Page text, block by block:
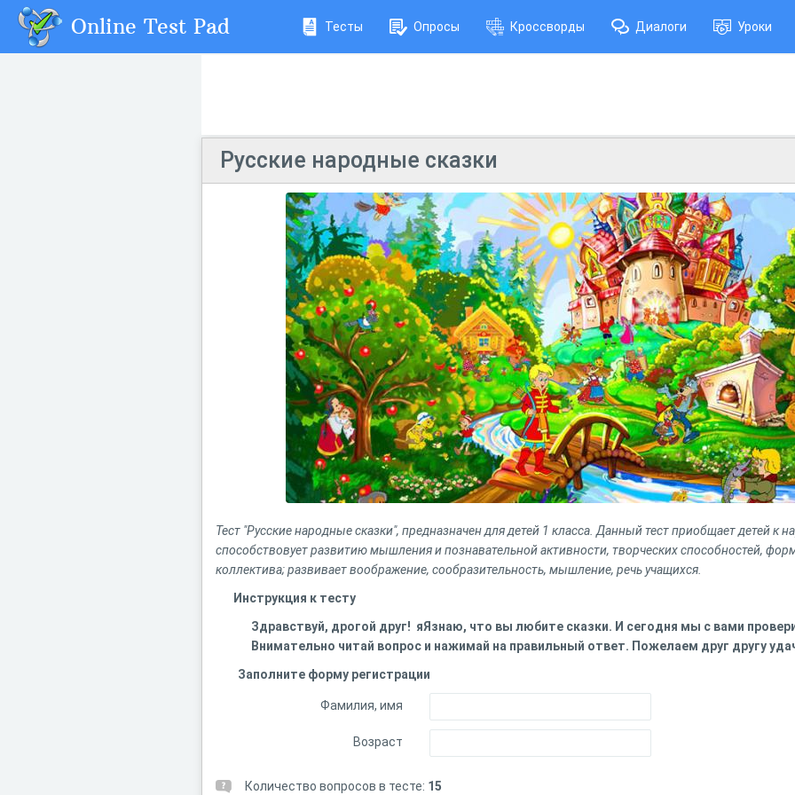
Online Test Pad Тесты Опросы Кроссворды Диалоги Уроки
Русские народные сказки
Тест "Русские народные сказки", предназначен для детей 1 класса. Данный тест приобщает детей к
способствовует развитию мышления и познавательной активности, творческих способностей,
коллектива; развивает воображение, сообразительность, мышление, речь учащихся.
Инструкция к тесту
Здравствуй, дрогой друг! яЯзнаю, что вы любите сказки. И сегодня мы с вами
Внимательно читай вопрос и нажимай на правильный ответ. Пожелаем друг другу
Заполните форму регистрации
Фамилия, имя
Возраст
Количество вопросов в тесте: 15